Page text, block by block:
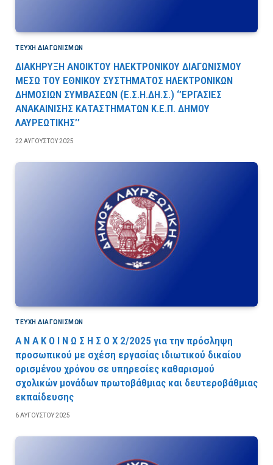
ΤΕΎΧΗ ΔΙΑΓΩΝΙΣΜΏΝ
ΔΙΑΚΗΡΥΞΗ ΑΝΟΙΚΤΟΥ ΗΛΕΚΤΡΟΝΙΚΟΥ ΔΙΑΓΩΝΙΣΜΟΥ
ΜΕΣΩ ΤΟΥ ΕΘΝΙΚΟΥ ΣΥΣΤΗΜΑΤΟΣ ΗΛΕΚΤΡΟΝΙΚΩΝ
ΔΗΜΟΣΙΩΝ ΣΥΜΒΑΣΕΩΝ (Ε.Σ.Η.ΔΗ.Σ.) ‘’ΕΡΓΑΣΙΕΣ
ΑΝΑΚΑΙΝΙΣΗΣ ΚΑΤΑΣΤΗΜΑΤΩΝ Κ.Ε.Π. ΔΗΜΟΥ
ΛΑΥΡΕΩΤΙΚΗΣ’’
22 ΑΥΓΟΎΣΤΟΥ 2025
ΤΕΎΧΗ ΔΙΑΓΩΝΙΣΜΏΝ
Α Ν Α Κ Ο Ι Ν Ω Σ Η Σ Ο Χ 2/2025 για την πρόσληψη
προσωπικού με σχέση εργασίας ιδιωτικού δικαίου
ορισμένου χρόνου σε υπηρεσίες καθαρισμού
σχολικών μονάδων πρωτοβάθμιας και δευτεροβάθμιας
εκπαίδευσης
6 ΑΥΓΟΎΣΤΟΥ 2025